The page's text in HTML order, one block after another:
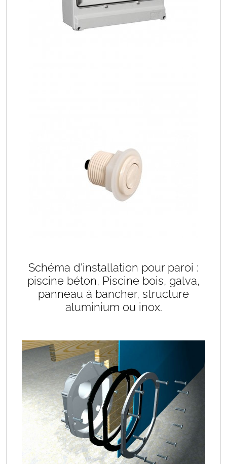
Schéma d'installation pour paroi :
piscine béton, Piscine bois, galva,
panneau à bancher, structure
aluminium ou inox.